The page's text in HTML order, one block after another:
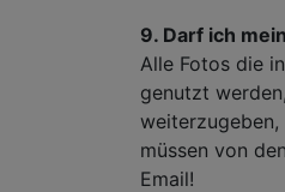
9. Darf ich
Alle Fotos die
genutzt
müssen von
Email!